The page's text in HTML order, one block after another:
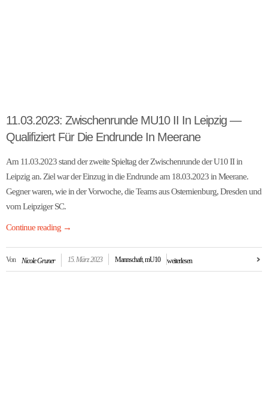
11.03.2023: Zwischenrunde MU10 II In Leipzig —
Qualifiziert Für Die Endrunde In Meerane
Am 11.03.2023 stand der zweite Spieltag der Zwischenrunde der U10 II in
Leipzig an. Ziel war der Einzug in die Endrunde am 18.03.2023 in Meerane.
Gegner waren, wie in der Vorwoche, die Teams aus Osternienburg, Dresden und
vom Leipziger SC.
Continue reading →
Von Nicole Gruner 15. März 2023 Mannschaft,mU10 weiterlesen